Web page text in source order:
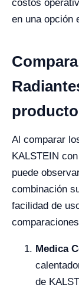
costos
en una opción
Al comparar
KALSTEIN
puede
combinación
facilidad de
Medica
de